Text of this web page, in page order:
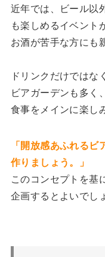
近年では、ビール以
も楽しめるイベント
お酒が苦手な方にも
ドリンクだけではな
ビアガーデンも多く、
食事をメインに楽し
「開放感あふれる
作りましょう。」
このコンセプトを基
企画するとよいでし